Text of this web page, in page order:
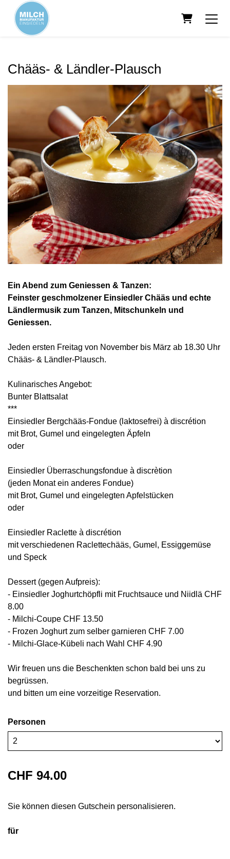
Warenkorb
Chääs- & Ländler-Plausch
Ein Abend zum Geniessen & Tanzen:
Feinster geschmolzener Einsiedler Chääs und echte
Ländlermusik zum Tanzen, Mitschunkeln und
Geniessen.
Jeden ersten Freitag von November bis März ab 18.30 Uhr
Chääs- & Ländler-Plausch.
Kulinarisches Angebot:
Bunter Blattsalat
***
Einsiedler Bergchääs-Fondue (laktosefrei) à discrétion
mit Brot, Gumel und eingelegten Äpfeln
oder
Einsiedler Überraschungsfondue à discrètion
(jeden Monat ein anderes Fondue)
mit Brot, Gumel und eingelegten Apfelstücken
oder
Einsiedler Raclette à discrétion
mit verschiedenen Raclettechääs, Gumel, Essiggemüse
und Speck
Dessert (gegen Aufpreis):
- Einsiedler Joghurtchöpfli mit Fruchtsauce und Niidlä CHF
8.00
- Milchi-Coupe CHF 13.50
- Frozen Joghurt zum selber garnieren CHF 7.00
- Milchi-Glace-Kübeli nach Wahl CHF 4.90
Wir freuen uns die Beschenkten schon bald bei uns zu
begrüssen.
und bitten um eine vorzeitige Reservation.
Personen
CHF 94.00
Sie können diesen Gutschein personalisieren.
für